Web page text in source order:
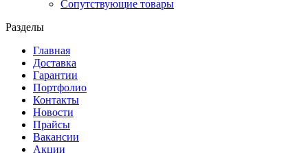
Сопутствующие товары
Разделы
Главная
Доставка
Гарантии
Портфолио
Контакты
Новости
Прайсы
Вакансии
Акции